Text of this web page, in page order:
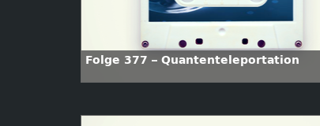
Folge 377 – Quantenteleportation